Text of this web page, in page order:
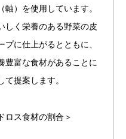
）を使用しています。
しく栄養のある野菜の皮
に仕上がるとともに、
豊富な食材があることに
提案します。
ロス食材の割合＞